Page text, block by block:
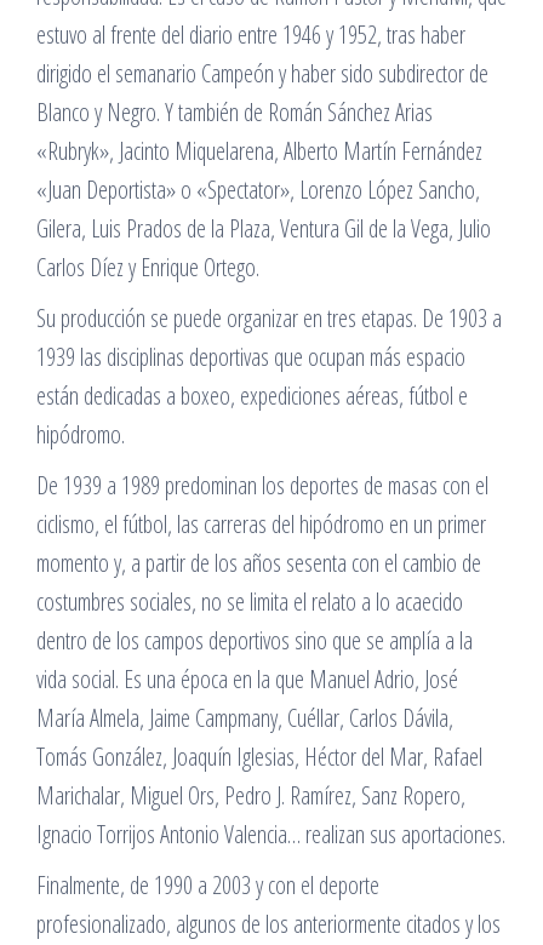
estuvo al frente del diario entre 1946 y 1952, tras haber
dirigido el semanario Campeón y haber sido subdirector de
Blanco y Negro. Y también de Román Sánchez Arias
«Rubryk», Jacinto Miquelarena, Alberto Martín Fernández
«Juan Deportista» o «Spectator», Lorenzo López Sancho,
Gilera, Luis Prados de la Plaza, Ventura Gil de la Vega, Julio
Carlos Díez y Enrique Ortego.
Su producción se puede organizar en tres etapas. De 1903 a
1939 las disciplinas deportivas que ocupan más espacio
están dedicadas a boxeo, expediciones aéreas, fútbol e
hipódromo.
De 1939 a 1989 predominan los deportes de masas con el
ciclismo, el fútbol, las carreras del hipódromo en un primer
momento y, a partir de los años sesenta con el cambio de
costumbres sociales, no se limita el relato a lo acaecido
dentro de los campos deportivos sino que se amplía a la
vida social. Es una época en la que Manuel Adrio, José
María Almela, Jaime Campmany, Cuéllar, Carlos Dávila,
Tomás González, Joaquín Iglesias, Héctor del Mar, Rafael
Marichalar, Miguel Ors, Pedro J. Ramírez, Sanz Ropero,
Ignacio Torrijos Antonio Valencia… realizan sus aportaciones.
Finalmente, de 1990 a 2003 y con el deporte
profesionalizado, algunos de los anteriormente citados y los